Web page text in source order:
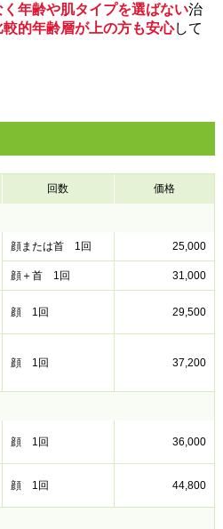
年齢や肌タイプを選ばない治
較的年齢層が上の方も安心して
回数 価格
顔または首 1回 25,000
顔＋首 1回 31,000
顔 1回 29,500
顔 1回 37,200
顔 1回 36,000
顔 1回 44,800